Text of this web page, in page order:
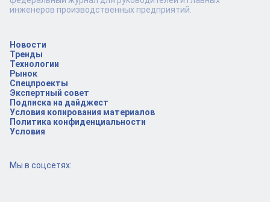
Новости
Тренды
Технологии
Рынок
Спецпроекты
Экспертный совет
Подписка на дайджест
Условия копирования материалов
Политика конфиденциальности
Условия
Мы в соцсетях:
инженеров производственных предприятий.